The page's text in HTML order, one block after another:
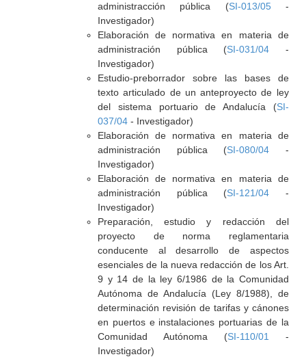
administracción pública (SI-013/05-
Investigador)
Elaboración de normativa en materia de
administración pública (SI-031/04 -
Investigador)
Estudio-preborrador sobre las bases de
texto articulado de un anteproyecto de ley
del sistema portuario de Andalucía (SI-
037/04- Investigador)
Elaboración de normativa en materia de
administración pública (SI-080/04 -
Investigador)
Elaboración de normativa en materia de
administración pública (SI-121/04 -
Investigador)
Preparación, estudio y redacción del
proyecto de norma reglamentaria
conducente al desarrollo de aspectos
esenciales de la nueva redacción de los Art.
9 y 14 de la ley 6/1986 de la Comunidad
Autónoma de Andalucía (Ley 8/1988), de
determinación revisión de tarifas y cánones
en puertos e instalaciones portuarias de la
Comunidad Autónoma (SI-110/01
-
Investigador)